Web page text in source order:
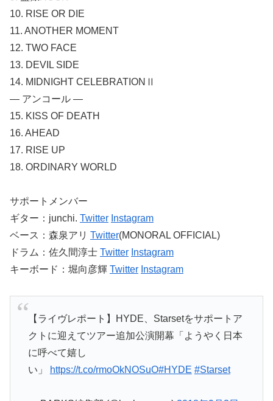
10. RISE OR DIE
11. ANOTHER MOMENT
12. TWO FACE
13. DEVIL SIDE
14. MIDNIGHT CELEBRATIONⅡ
— アンコール —
15. KISS OF DEATH
16. AHEAD
17. RISE UP
18. ORDINARY WORLD
サポートメンバー
ギター：junchi. Twitter Instagram
ベース：森泉アリ Twitter(MONORAL OFFICIAL)
ドラム：佐久間淳士 Twitter Instagram
キーボード：堀向彦輝 Twitter Instagram
【ライヴレポート】HYDE、Starsetをサポートア
クトに迎えてツアー追加公演開幕「ようやく日本
に呼べて嬉し
い」
https://t.co/rmoOkNOSuO#HYDE #Starset